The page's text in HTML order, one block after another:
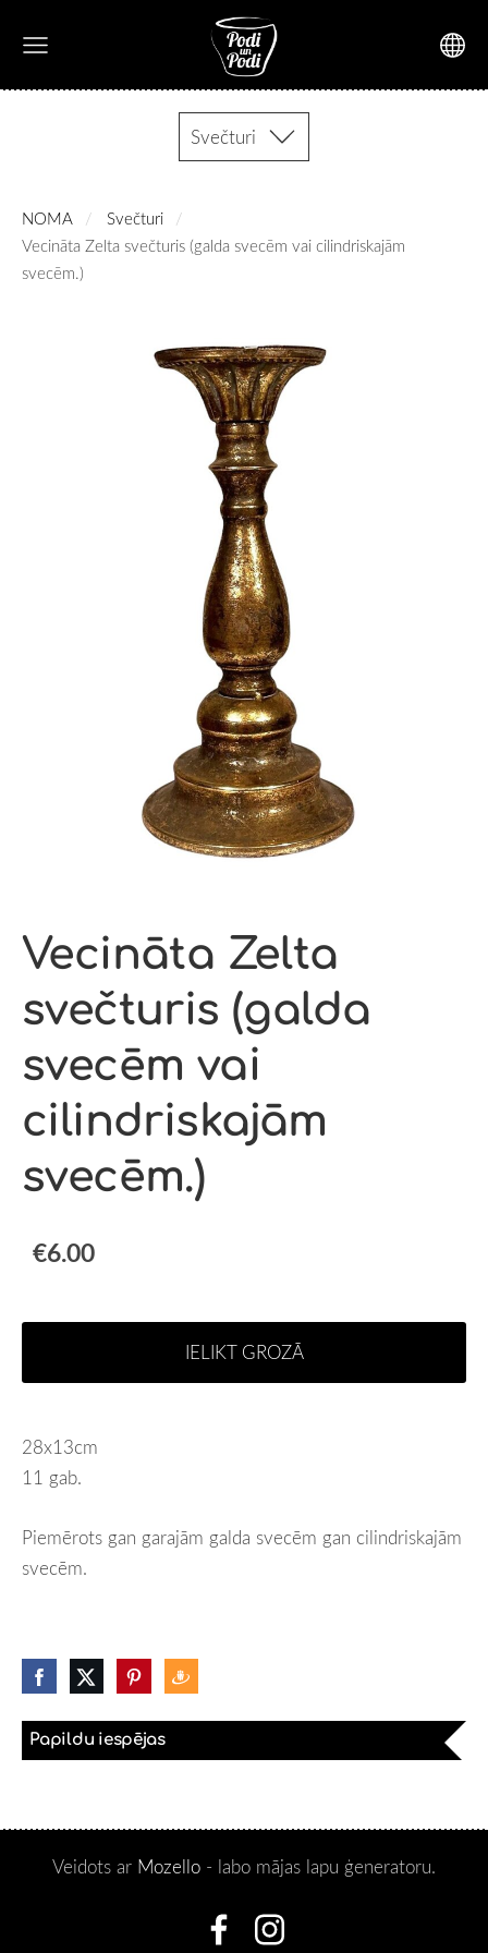
Svečturi
Papildu iespējas
NOMA
Svečturi
Vecināta Zelta svečturis (galda svecēm vai cilindriskajām
svecēm.)
Vecināta Zelta
svečturis (galda
svecēm vai
cilindriskajām
svecēm.)
€6.00
IELIKT GROZĀ
28x13cm
11 gab.
Piemērots gan garajām galda svecēm gan cilindriskajām
svecēm.
Veidots ar Mozello - labo mājas lapu ģeneratoru.